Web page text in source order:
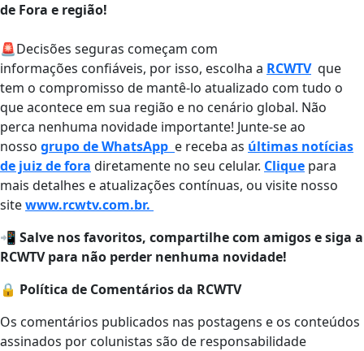
de Fora e região!
🚨Decisões seguras começam com
informações confiáveis, por isso, escolha a RCWTVque
tem o compromisso de mantê-lo atualizado com tudo o
que acontece em sua região e no cenário global. Não
perca nenhuma novidade importante! Junte-se ao
nosso grupo de WhatsApp e receba as últimas notícias
de juiz de fora diretamente no seu celular. Clique para
mais detalhes e atualizações contínuas, ou visite nosso
sitewww.rcwtv.com.br.
📲 Salve nos favoritos, compartilhe com amigos e siga a
RCWTV para não perder nenhuma novidade!
🔒 Política de Comentários da RCWTV
Os comentários publicados nas postagens e os conteúdos
assinados por colunistas são de responsabilidade